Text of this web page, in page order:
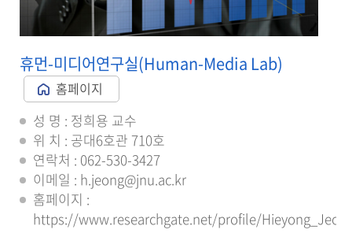
휴먼-미디어연구실(Human-Media Lab)
홈페이지
성 명 : 정희용 교수
위 치 : 공대6호관 710호
연락처 : 062-530-3427
이메일 : h.jeong@jnu.ac.kr
홈페이지 :
https://www.researchgate.net/profile/